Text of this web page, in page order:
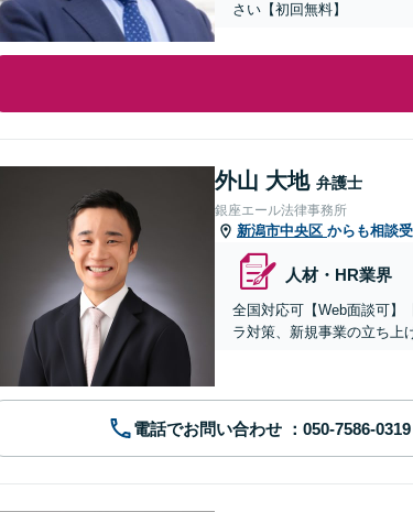
さい【初回無料】
外山 大地 弁護士
銀座エール法律事務所
新潟市中央区 からも相談
人材・HR業界
全国対応可【Web面談可】
ラ対策、新規事業の立ち上
電話でお問い合わせ